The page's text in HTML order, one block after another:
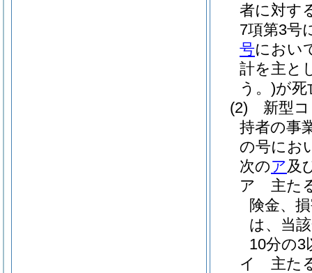
者に対す
7項第3号
号におい
計を主と
う。)が死
(2)
新型
持者の事
の号にお
次のア及
ア
主た
険金、
は、当
10分の3
イ
主た